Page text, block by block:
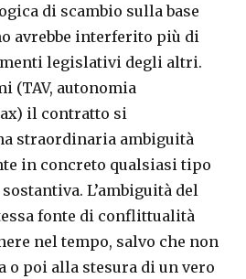
di scambio sulla base
avrebbe interferito più di
legislativi degli altri.
(TAV, autonomia
il contratto si
straordinaria ambiguità
in concreto qualsiasi tipo
L’ambiguità del
fonte di conflittualità
nel tempo, salvo che non
o poi alla stesura di un vero